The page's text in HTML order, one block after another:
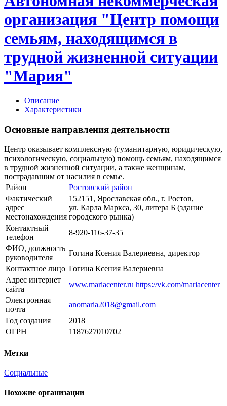
организация "Центр помощи
семьям, находящимся в
трудной жизненной ситуации
"Мария"
Описание
Характеристики
Основные направления деятельности
Центр оказывает комплексную (гуманитарную, юридическую,
психологическую, социальную) помощь семьям, находящимся
в трудной жизненной ситуации, а также женщинам,
пострадавшим от насилия в семье.
Район
Ростовский район
Фактический
адрес
местонахождения
152151, Ярославская обл., г. Ростов,
ул. Карла Маркса, 30, литера Б (здание
городского рынка)
Контактный
телефон
8-920-116-37-35
ФИО, должность
руководителя
Гогина Ксения Валериевна, директор
Контактное лицо Гогина Ксения Валериевна
Адрес интернет
сайта
www.mariacenter.ru https://vk.com/mariacenter
Электронная
почта
anomaria2018@gmail.com
Год создания
2018
ОГРН
1187627010702
Метки
Социальные
Похожие организации